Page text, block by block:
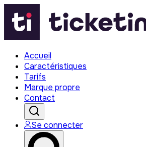
Accueil
Caractéristiques
Tarifs
Marque propre
Contact
Se connecter